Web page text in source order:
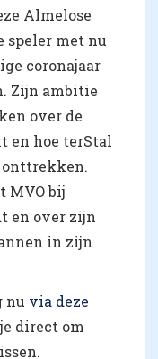
Almelose
met nu
coronajaar
Zijn ambitie
over de
en hoe terStal
onttrekken.
MVO bij
en over zijn
in zijn
nu via deze
direct om